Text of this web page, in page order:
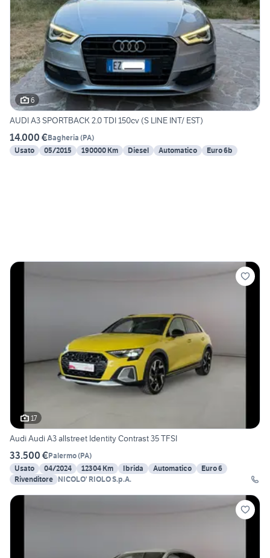
6
AUDI A3 SPORTBACK 2.0 TDI 150cv (S LINE INT/ EST)
14.000 €Bagheria (PA)
Usato
05/2015 190000 Km Diesel Automatico Euro 6b
17
Audi Audi A3 allstreet Identity Contrast 35 TFSI
33.500 €Palermo(PA)
Usato
04/2024 12304 Km Ibrida Automatico
Euro 6
Rivenditore NICOLO' RIOLO S.p.A.